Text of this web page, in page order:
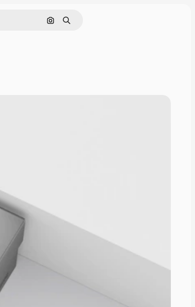
Pesquisar por imagem
Buscar